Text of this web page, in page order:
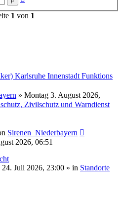
1 von 1
Karlsruhe Innenstadt Funktions
» Montag 3. August 2026,
Zivilschutz und Warndienst
Sirenen_Niederbayern
2026, 06:51
24. Juli 2026, 23:00 » in Standorte